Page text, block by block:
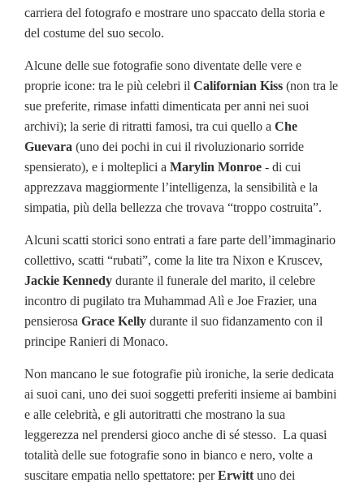
carriera del fotografo e mostrare uno spaccato della storia e
del costume del suo secolo.
Alcune delle sue fotografie sono diventate delle vere e
proprie icone: tra le più celebri il Californian Kiss (non tra le
sue preferite, rimase infatti dimenticata per anni nei suoi
archivi); la serie di ritratti famosi, tra cui quello a Che
Guevara (uno dei pochi in cui il rivoluzionario sorride
spensierato), e i molteplici a Marylin Monroe - di cui
apprezzava maggiormente l’intelligenza, la sensibilità e la
simpatia, più della bellezza che trovava “troppo costruita”.
Alcuni scatti storici sono entrati a fare parte dell’immaginario
collettivo, scatti “rubati”, come la lite tra Nixon e Kruscev,
Jackie Kennedy durante il funerale del marito, il celebre
incontro di pugilato tra Muhammad Alì e Joe Frazier, una
pensierosa Grace Kelly durante il suo fidanzamento con il
principe Ranieri di Monaco.
Non mancano le sue fotografie più ironiche, la serie dedicata
ai suoi cani, uno dei suoi soggetti preferiti insieme ai bambini
e alle celebrità, e gli autoritratti che mostrano la sua
leggerezza nel prendersi gioco anche di sé stesso. La quasi
totalità delle sue fotografie sono in bianco e nero, volte a
suscitare empatia nello spettatore: perErwitt uno dei